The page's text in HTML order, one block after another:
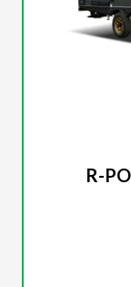
R-